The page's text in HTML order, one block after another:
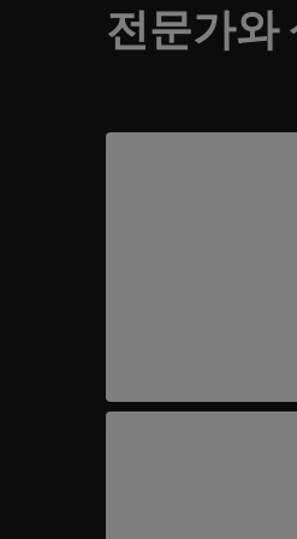
전문가와